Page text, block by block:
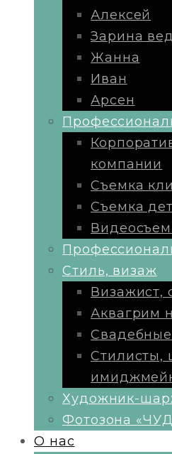
Алексей
Зарина
Жанна
Иван
Арсен
компании
Съемка
Съемка
Стиль, визаж
Визажист,
Аквагрим
Стилисты,
Художник-
Фотозона
О нас